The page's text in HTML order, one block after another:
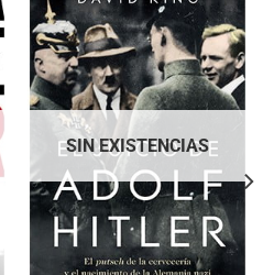
SIN EXISTENCIAS